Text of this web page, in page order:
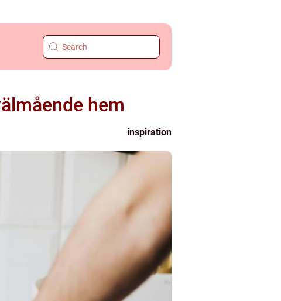
hem
inspiration